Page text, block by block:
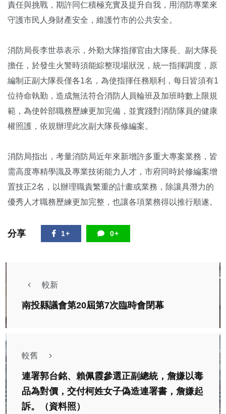
責任與挑戰，期許同仁積極充實及提升自我，用消防專業來
守護市民人身財產安全，維護竹市的公共安全。
消防局長李世恭表示，外勤大隊指揮官由大隊長、副大隊長
擔任，於發生火警時須能綜整現場狀況，統一指揮調度，原
編制正副大隊長僅各1名，為使指揮任務順利，每日皆須有1
位待命執勤，造成無法符合消防人員輪班及加班時數上限規
範，為使幹部職務歷練更加完備，並實踐對消防隊員的健康
權照護，依規辦理此次副大隊長修編案。
消防局指出，考量消防局近年來新增許多重大專案業務，皆
需高度專精學識及專業技術能力人才，市府同時於修編案增
置技正2名，以辦理職責繁重的計畫或業務，除讓具潛力的
優秀人才職務歷練更加完整，也讓各項業務得以推行順遂。
分享 1+ 0+
較新
南投縣議會第20屆第7次臨時會閉幕
較舊
連署郭台銘、賴佩霞參選正副總統，詹嫌以毒
品為對價，交付柯姓女子偽造連署書，詹嫌起
訴。（資料照）